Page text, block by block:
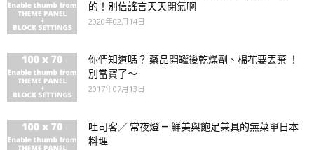
的！別信謠言天天閉氣啊
2020年02月14日
你們知道嗎？ 藥品開罐後乾燥劑、棉花要丟棄 ！
別當寶了～
2017年07月13日
吐司客／ 常夜燈 — 鮮美與飽足兼具的無菜單日本
料理